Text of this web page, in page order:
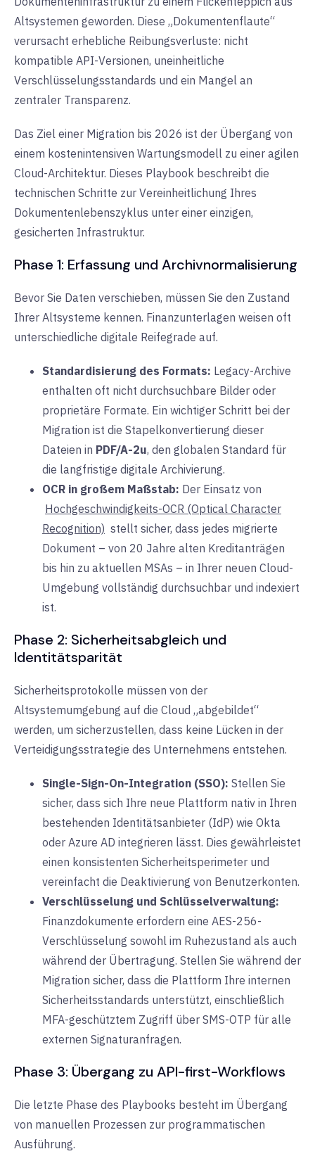
Altsystemen geworden. Diese „Dokumentenflaute“
verursacht erhebliche Reibungsverluste: nicht
kompatible API-Versionen, uneinheitliche
Verschlüsselungsstandards und ein Mangel an
zentraler Transparenz.
Das Ziel einer Migration bis 2026 ist der Übergang von
einem kostenintensiven Wartungsmodell zu einer agilen
Cloud-Architektur. Dieses Playbook beschreibt die
technischen Schritte zur Vereinheitlichung Ihres
Dokumentenlebenszyklus unter einer einzigen,
gesicherten Infrastruktur.
Phase 1: Erfassung und Archivnormalisierung
Bevor Sie Daten verschieben, müssen Sie den Zustand
Ihrer Altsysteme kennen. Finanzunterlagen weisen oft
unterschiedliche digitale Reifegrade auf.
Standardisierung des Formats: Legacy-Archive
enthalten oft nicht durchsuchbare Bilder oder
proprietäre Formate. Ein wichtiger Schritt bei der
Migration ist die Stapelkonvertierung dieser
Dateien in PDF/A-2u, den globalen Standard für
die langfristige digitale Archivierung.
OCR in großem Maßstab: Der Einsatz von
Hochgeschwindigkeits-OCR (Optical Character
Recognition) stellt sicher, dass jedes migrierte
Dokument – von 20 Jahre alten Kreditanträgen
bis hin zu aktuellen MSAs – in Ihrer neuen Cloud-
Umgebung vollständig durchsuchbar und indexiert
ist.
Phase 2: Sicherheitsabgleich und
Identitätsparität
Sicherheitsprotokolle müssen von der
Altsystemumgebung auf die Cloud „abgebildet“
werden, um sicherzustellen, dass keine Lücken in der
Verteidigungsstrategie des Unternehmens entstehen.
Single-Sign-On-Integration (SSO): Stellen Sie
sicher, dass sich Ihre neue Plattform nativ in Ihren
bestehenden Identitätsanbieter (IdP) wie Okta
oder Azure AD integrieren lässt. Dies gewährleistet
einen konsistenten Sicherheitsperimeter und
vereinfacht die Deaktivierung von Benutzerkonten.
Verschlüsselung und Schlüsselverwaltung:
Finanzdokumente erfordern eine AES-256-
Verschlüsselung sowohl im Ruhezustand als auch
während der Übertragung. Stellen Sie während der
Migration sicher, dass die Plattform Ihre internen
Sicherheitsstandards unterstützt, einschließlich
MFA-geschütztem Zugriff über SMS-OTP für alle
externen Signaturanfragen.
Phase 3: Übergang zu API-first-Workflows
Die letzte Phase des Playbooks besteht im Übergang
von manuellen Prozessen zur programmatischen
Ausführung.